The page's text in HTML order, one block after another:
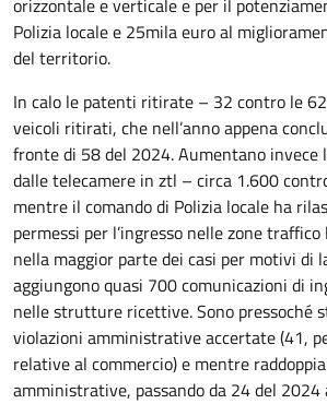
orizzontale e verticale e per il
Polizia locale e 25mila euro al
del territorio.
In calo le patenti ritirate – 32 contro le
veicoli ritirati, che nell’anno appena
fronte di 58 del 2024. Aumentano invece
dalle telecamere in ztl – circa 1.600
mentre il comando di Polizia locale ha
permessi per l’ingresso nelle zone
nella maggior parte dei casi per motivi di
aggiungono quasi 700 comunicazioni di
nelle strutture ricettive. Sono pressoché
violazioni amministrative accertate (41,
relative al commercio) e mentre
amministrative, passando da 24 del 2024